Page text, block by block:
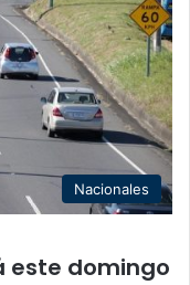
Nacionales
este domingo